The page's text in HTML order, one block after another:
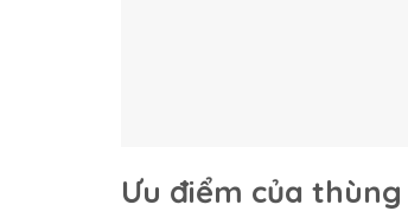
Ưu điểm của